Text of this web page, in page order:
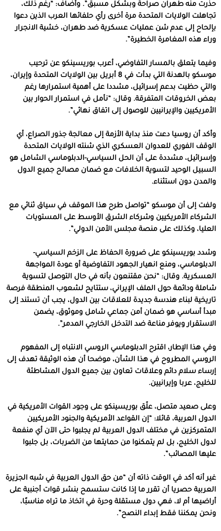
حذرت منه طهران صراحة وبشكل مسبق”. وأضاف: “رغم ذلك،
تجاهلت الولايات المتحدة مرة أخرى رأي حلفائها العرب الذين دعوا
بإلحاح إلى عدم شن عمليات عسكرية ضد طهران، خشية الانجرار
وراء هذه المغامرة الخطيرة”.
وفيما يتعلق بالمسار التفاوضي، أعرب بوريسينكو عن ترحيب
موسكو بالهدنة التي بدأت في 8 أبريل بين الولايات المتحدة وإيران،
والتي حظيت بدعم إسرائيل، مشددا على أهمية استمرارها رغم
بعض الخروقات المتفرقة. وقال: “نأمل في استمرار الحوار بين
الأمريكيين والإيرانيين للوصول إلى اتفاق نهائي”.
وأكد أن روسيا دعت منذ بداية الأزمة إلى معالجة جذور الصراع، أي
الوقف الفوري للعدوان العسكري الذي شنته الولايات المتحدة
وإسرائيل، مشددة على أن الحل السياسي-الدبلوماسي الشامل هو
السبيل الوحيد لتسوية الخلافات مع ضمان مصالح جميع الدول
والمدن دون استثناء.
ولفت إلى أن موسكو “تواصل طرح هذا الموقف في سياق ثنائي مع
الشركاء الأمريكيين وشركاء الشرق الأوسط على المستويات
العليا، وكذلك على منصة مجلس الأمن الدولي”.
وشدد بوريسينكو على ضرورة الحفاظ على الزخم السياسي-
الدبلوماسي، ومنع انهيار الجهود التفاوضية أو عودة المواجهة
العسكرية. وقال: “نحن مقتنعون بأنه في حال التوصل لتسوية
شاملة ودائمة حول الملف الإيراني، ستتايح لشعوب المنطقة فرصة
تاريخية لبناء هندسة جديدة للعلاقات بين الدول، يجب أن تستند إلى
مبدأ أساسي هو ضمان أمن جماعي شامل وموثوق، يضمن
الاستقرار ويوفر مناعة ضد التدخل الخارجي المدمر”.
وفي هذا الإطار، اقترح الدبلوماسي الروسي الانتباه إلى المفهوم
الروسي المطروح في هذا الشأن، موضحا أن هذه الوثيقة تهدف إلى
إرساء سلام دائم وعلاقات تعاون بين جميع الدول المشاطئة
للخليج، عربا وإيرانيين.
وعلى صعيد متصل، علّق بوريسينكو على وجود القوات الأمريكية في
الدول العربية، قائلا: “إن القواعد الأمريكية والجنود الأمريكيين
المتمركزين في مختلف الدول العربية لم يجلبوا حتى الآن أي منفعة
لدول الخليج، بل لم يتمكنوا من حمايتها من الضربات، بل جلبوا
عليها المصائب”.
غير أنه أكد في الوقت ذاته أن “من حق الدول العربية في شبه الجزيرة
العربية حصريا أن تقرر ما إذا كانت ستسمح بنشر قوات أجنبية على
أراضيها أم لا، فهي دول مستقلة وحرة في اتخاذ ما تراه مناسبًا،
ونحن يمكننا فقط إبداء النصح”.